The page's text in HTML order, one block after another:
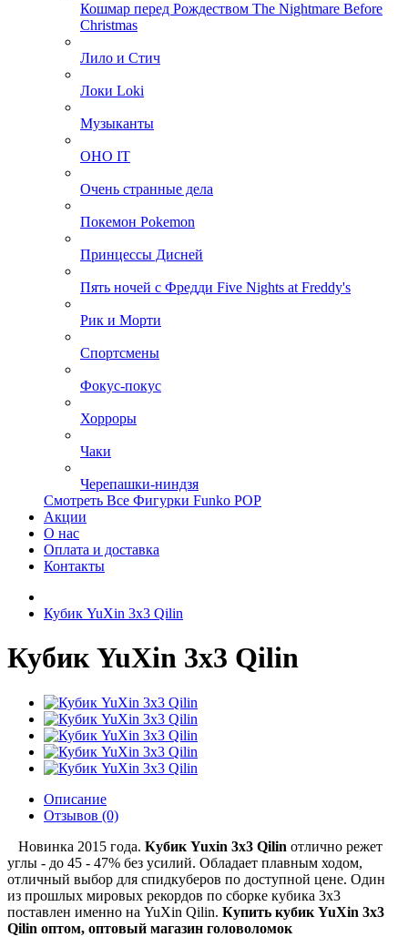
Кошмар перед Рождеством The Nightmare Before
Christmas
Лило и Стич
Локи Loki
Музыканты
ОНО IT
Очень странные дела
Покемон Pokemon
Принцессы Дисней
Пять ночей с Фредди Five Nights at Freddy's
Рик и Морти
Спортсмены
Фокус-покус
Хорроры
Чаки
Черепашки-ниндзя
Смотреть Все Фигурки Funko POP
Акции
О нас
Оплата и доставка
Контакты
Кубик YuXin 3x3 Qilin
Кубик YuXin 3x3 Qilin
Описание
Отзывов (0)
Новинка 2015 года. Кубик Yuxin 3x3 Qilin отлично режет
углы - до 45 - 47% без усилий. Обладает плавным ходом,
отличный выбор для спидкуберов по доступной цене. Один
из прошлых мировых рекордов по сборке кубика 3x3
поставлен именно на YuXin Qilin. Купить кубик YuXin 3x3
Qilin оптом, оптовый магазин головоломок